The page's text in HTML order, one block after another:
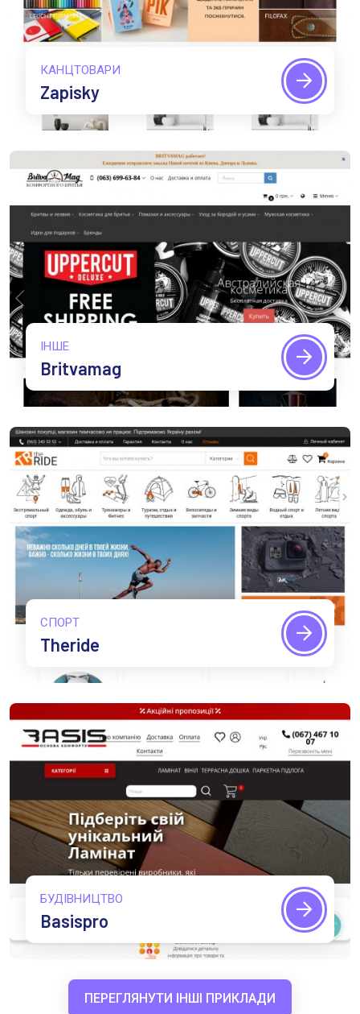
КАНЦТОВАРИ
Zapisky
ІНШЕ
Britvamag
СПОРТ
Theride
БУДІВНИЦТВО
Basispro
ПЕРЕГЛЯНУТИ ІНШІ ПРИКЛАДИ